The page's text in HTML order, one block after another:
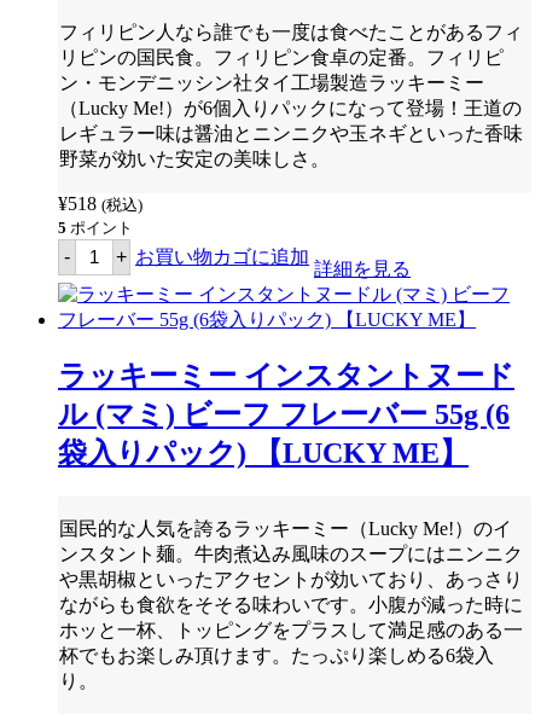
ッ
ト
カ
ン
ト
ン
チ
リ
マ
ン
シ
ー
60g
(6
袋
入
パ
ッ
ク)
【LUCKY
ME】
個
フィリピン人なら誰でも一度は食べたことがあるフィ
リピンの国民食。フィリピン食卓の定番。フィリピ
ン・モンデニッシン社タイ工場製造ラッキーミー
（Lucky Me!）が6個入りパックになって登場！王道の
レギュラー味は醤油とニンニクや玉ネギといった香味
野菜が効いた安定の美味しさ。
¥518 (税込)
5 ポイント
- ラ
ッ
キ
ー
ミ
イ
ン
ス
タ
ン
ト
シ
ッ
ト
カ
ン
ト
ン
レ
ュ
+ お買い物カゴに追加
詳細を見る
ラッキーミー インスタントヌード
ル (マミ) ビーフ フレーバー 55g (6
袋入りパック) 【LUCKY ME】
国民的な人気を誇るラッキーミー（Lucky Me!）のイ
ンスタント麺。牛肉煮込み風味のスープにはニンニク
や黒胡椒といったアクセントが効いており、あっさり
ながらも食欲をそそる味わいです。小腹が減った時に
ホッと一杯、トッピングをプラスして満足感のある一
杯でもお楽しみ頂けます。たっぷり楽しめる6袋入
り。